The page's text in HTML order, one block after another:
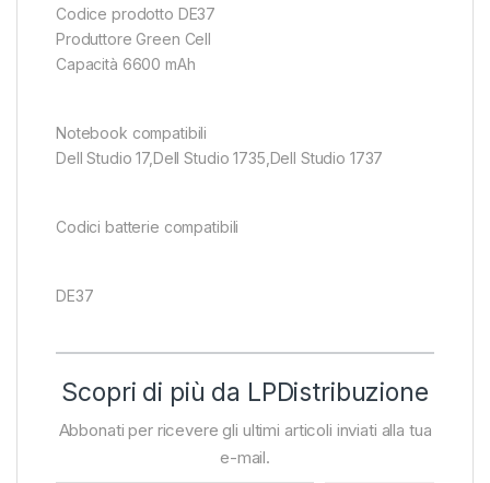
Codice prodotto DE37
Produttore Green Cell
Capacità 6600 mAh
Notebook compatibili
Dell Studio 17,Dell Studio 1735,Dell Studio 1737
Codici batterie compatibili
DE37
Scopri di più da LPDistribuzione
Abbonati per ricevere gli ultimi articoli inviati alla tua
e-mail.